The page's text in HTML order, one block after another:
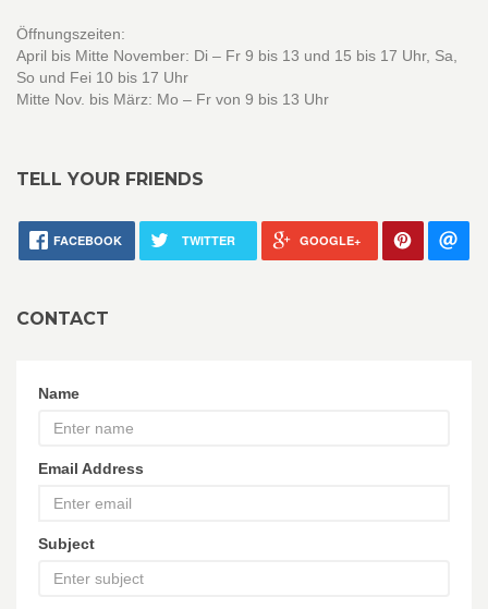
Öffnungszeiten:
April bis Mitte November: Di – Fr 9 bis 13 und 15 bis 17 Uhr, Sa,
So und Fei 10 bis 17 Uhr
Mitte Nov. bis März: Mo – Fr von 9 bis 13 Uhr
TELL YOUR FRIENDS
FACEBOOK TWITTER GOOGLE+
CONTACT
Name
Email Address
Subject